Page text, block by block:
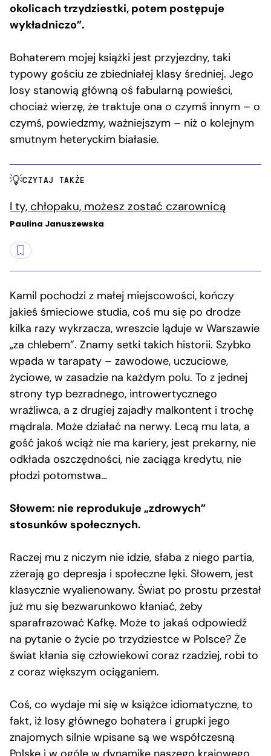
okolicach trzydziestki, potem postępuje
wykładniczo”.
Bohaterem mojej książki jest przyjezdny, taki
typowy gościu ze zbiedniałej klasy średniej. Jego
losy stanowią główną oś fabularną powieści,
chociaż wierzę, że traktuje ona o czymś innym – o
czymś, powiedzmy, ważniejszym – niż o kolejnym
smutnym heteryckim białasie.
CZYTAJ TAKŻE
I ty, chłopaku, możesz zostać czarownicą
Paulina Januszewska
Kamil pochodzi z małej miejscowości, kończy
jakieś śmieciowe studia, coś mu się po drodze
kilka razy wykrzacza, wreszcie ląduje w Warszawie
„za chlebem”. Znamy setki takich historii. Szybko
wpada w tarapaty – zawodowe, uczuciowe,
życiowe, w zasadzie na każdym polu. To z jednej
strony typ bezradnego, introwertycznego
wrażliwca, a z drugiej zajadły malkontent i trochę
mądrala. Może działać na nerwy. Lecą mu lata, a
gość jakoś wciąż nie ma kariery, jest prekarny, nie
odkłada oszczędności, nie zaciąga kredytu, nie
płodzi potomstwa…
Słowem: nie reprodukuje „zdrowych”
stosunków społecznych.
Raczej mu z niczym nie idzie, słaba z niego partia,
zżerają go depresja i społeczne lęki. Słowem, jest
klasycznie wyalienowany. Świat po prostu przestał
już mu się bezwarunkowo kłaniać, żeby
sparafrazować Kafkę. Może to jakaś odpowiedź
na pytanie o życie po trzydziestce w Polsce? Że
świat kłania się człowiekowi coraz rzadziej, robi to
z coraz większym ociąganiem.
Coś, co wydaje mi się w książce idiomatyczne, to
fakt, iż losy głównego bohatera i grupki jego
znajomych silnie wpisane są we współczesną